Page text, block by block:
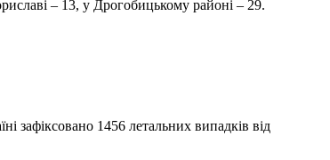
– 13, у Дрогобицькому районі – 29.
зафіксовано 1456 летальних випадків від